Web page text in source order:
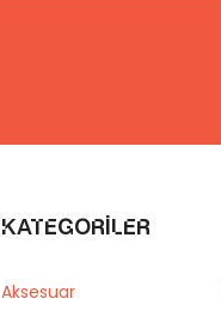
Kategoriler
Aksesuar